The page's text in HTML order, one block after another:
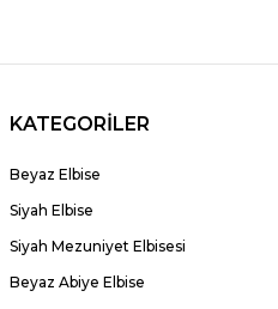
KATEGORİLER
Beyaz Elbise
Siyah Elbise
Siyah Mezuniyet Elbisesi
Beyaz Abiye Elbise